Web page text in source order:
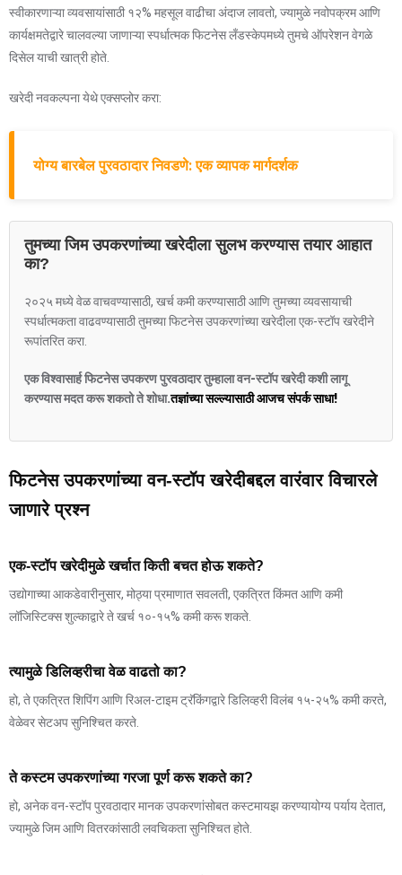
स्वीकारणाऱ्या व्यवसायांसाठी १२% महसूल वाढीचा अंदाज लावतो, ज्यामुळे नवोपक्रम आणि
कार्यक्षमतेद्वारे चालवल्या जाणाऱ्या स्पर्धात्मक फिटनेस लँडस्केपमध्ये तुमचे ऑपरेशन वेगळे
दिसेल याची खात्री होते.
खरेदी नवकल्पना येथे एक्सप्लोर करा:
योग्य बारबेल पुरवठादार निवडणे: एक व्यापक मार्गदर्शक
तुमच्या जिम उपकरणांच्या खरेदीला सुलभ करण्यास तयार आहात
का?
२०२५ मध्ये वेळ वाचवण्यासाठी, खर्च कमी करण्यासाठी आणि तुमच्या व्यवसायाची
स्पर्धात्मकता वाढवण्यासाठी तुमच्या फिटनेस उपकरणांच्या खरेदीला एक-स्टॉप खरेदीने
रूपांतरित करा.
एक विश्वासार्ह फिटनेस उपकरण पुरवठादार तुम्हाला वन-स्टॉप खरेदी कशी लागू
करण्यास मदत करू शकतो ते शोधा.तज्ञांच्या सल्ल्यासाठी आजच संपर्क साधा!
फिटनेस उपकरणांच्या वन-स्टॉप खरेदीबद्दल वारंवार विचारले
जाणारे प्रश्न
एक-स्टॉप खरेदीमुळे खर्चात किती बचत होऊ शकते?
उद्योगाच्या आकडेवारीनुसार, मोठ्या प्रमाणात सवलती, एकत्रित किंमत आणि कमी
लॉजिस्टिक्स शुल्काद्वारे ते खर्च १०-१५% कमी करू शकते.
त्यामुळे डिलिव्हरीचा वेळ वाढतो का?
हो, ते एकत्रित शिपिंग आणि रिअल-टाइम ट्रॅकिंगद्वारे डिलिव्हरी विलंब १५-२५% कमी करते,
वेळेवर सेटअप सुनिश्चित करते.
ते कस्टम उपकरणांच्या गरजा पूर्ण करू शकते का?
हो, अनेक वन-स्टॉप पुरवठादार मानक उपकरणांसोबत कस्टमायझ करण्यायोग्य पर्याय देतात,
ज्यामुळे जिम आणि वितरकांसाठी लवचिकता सुनिश्चित होते.